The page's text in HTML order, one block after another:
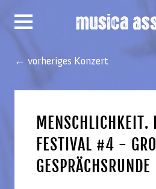
← vorheriges Konzert
MENSCHLICHKEIT.
FESTIVAL #4 -
ESPRÄCHSRUNDE